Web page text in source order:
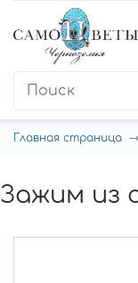
Главная страница
Зажим из